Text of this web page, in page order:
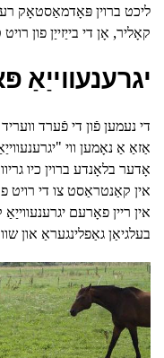
ליכט ברוין פּאָדמאַסטאָק
קאָליר, אָן די בייַזייַן פון
יגרענעווייַאַ
די נעמען פֿון די פֿערד
אַזאַ אַ נאָמען ווי
אָדער בלאָנדע ברוין כיו
אין קאַנטראַסט צו די רויט
אין ריין פאָרעם
בעלגיאַן גאַפלינגעראַ און